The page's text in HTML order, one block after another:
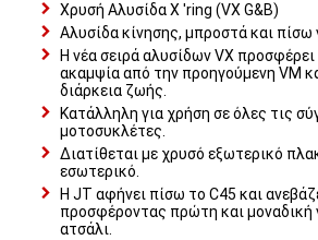
Χρυσή Αλυσίδα X 'ring (VX G&B)
Αλυσίδα κίνησης, μπροστά και πίσω
Η νέα σειρά αλυσίδων VX
ακαμψία από την προηγούμενη VM
διάρκεια ζωής.
Κατάλληλη για χρήση σε όλες τις
μοτοσυκλέτες.
Διατίθεται με χρυσό εξωτερικό
εσωτερικό.
Η JT αφήνει πίσω το C45 και
προσφέροντας πρώτη και μοναδική
ατσάλι.